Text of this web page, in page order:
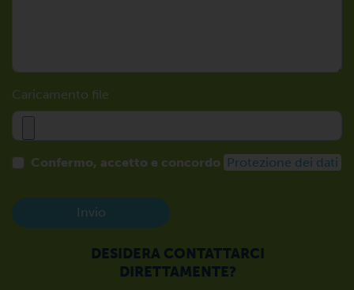
Caricamento file
Confermo, accetto e concordo Protezione dei dati
Invio
DESIDERA CONTATTARCI
DIRETTAMENTE?